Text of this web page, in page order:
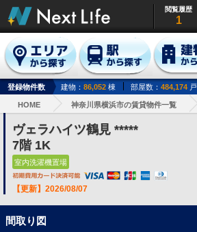
閲覧履歴
1
登録物件数 建物： 86,052 棟 部屋数： 484,174 戸
HOME 神奈川県横浜市の賃貸物件一覧
ヴェラハイツ鶴見 *****
7階 1K
室内洗濯機置場
【更新】2026/08/07
間取り図